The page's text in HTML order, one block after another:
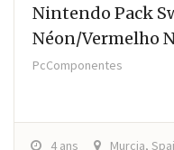
Nintendo Pack
Néon/Vermelho
PcComponentes
4 ans Murcia,